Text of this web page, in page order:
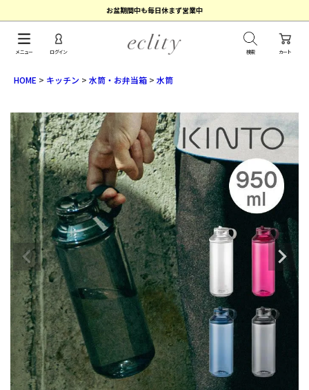
お盆期間中も毎日休まず営業中
カート
メニュー ログイン 検索
HOME キッチン 水筒・お弁当箱 水筒